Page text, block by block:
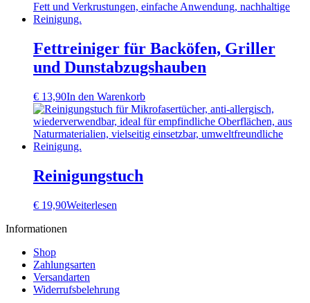
war:
€ 139,00
ist:
Fettreiniger für Backöfen, Griller
und Dunstabzugshauben
€ 13,90In den Warenkorb
Reinigungstuch
€ 19,90Weiterlesen
Informationen
Shop
Zahlungsarten
Versandarten
Widerrufsbelehrung